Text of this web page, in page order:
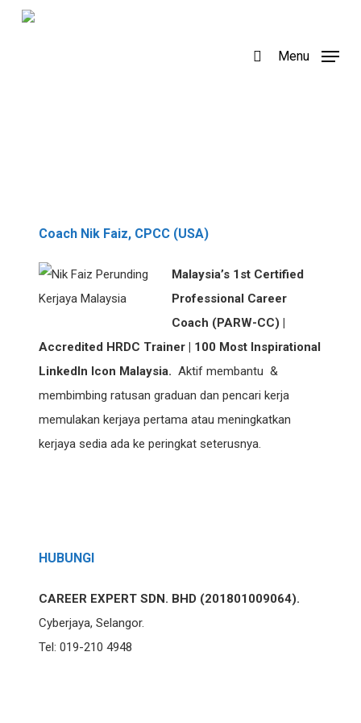
Menu
Coach Nik Faiz, CPCC (USA)
Malaysia’s 1st Certified
Professional Career
Coach (PARW-CC) |
Accredited HRDC Trainer | 100 Most Inspirational
LinkedIn Icon Malaysia. Aktif membantu &
membimbing ratusan graduan dan pencari kerja
memulakan kerjaya pertama atau meningkatkan
kerjaya sedia ada ke peringkat seterusnya.
HUBUNGI
CAREER EXPERT SDN. BHD (201801009064).
Cyberjaya, Selangor.
Tel: 019-210 4948